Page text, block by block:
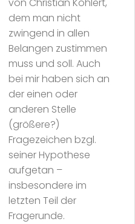
dem man nicht
zwingend in allen
Belangen zustimmen
muss und soll. Auch
bei mir haben sich an
der einen oder
anderen Stelle
(größere?)
Fragezeichen bzgl.
seiner Hypothese
aufgetan –
insbesondere im
letzten Teil der
Fragerunde.